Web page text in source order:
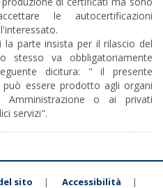
le autocertificazioni
la parte insista per il rilascio del
stesso va obbligatoriamente
dicitura: " il presente
essere prodotto agli organi
Amministrazione o ai privati
servizi".
sito | Accessibilità |